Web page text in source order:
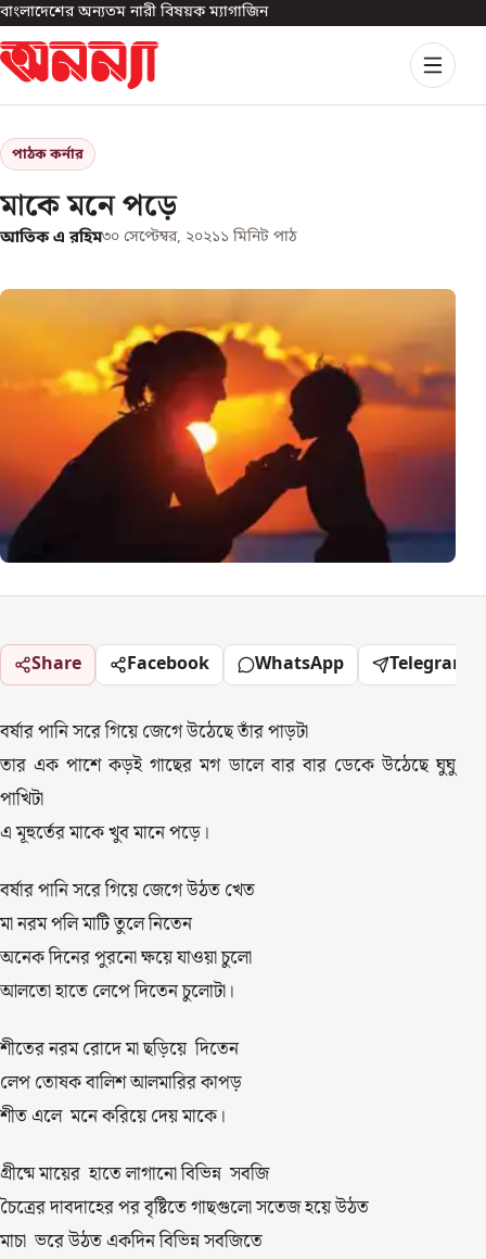
বাংলাদেশের অন্যতম নারী বিষয়ক ম্যাগাজিন
পাঠক কর্নার
মাকে মনে পড়ে
আতিক এ রহিম৩০ সেপ্টেম্বর, ২০২১১ মিনিট পাঠ
Share Facebook WhatsApp Telegram
বর্ষার পানি সরে গিয়ে জেগে উঠেছে তাঁর পাড়টা
তার এক পাশে কড়ই গাছের মগ ডালে বার বার ডেকে উঠেছে ঘুঘু
পাখিটা
এ মূহুর্তের মাকে খুব মানে পড়ে।
বর্ষার পানি সরে গিয়ে জেগে উঠত খেত
মা নরম পলি মাটি তুলে নিতেন
অনেক দিনের পুরনো ক্ষয়ে যাওয়া চুলো
আলতো হাতে লেপে দিতেন চুলোটা।
শীতের নরম রোদে মা ছড়িয়ে দিতেন
লেপ তোষক বালিশ আলমারির কাপড়
শীত এলে মনে করিয়ে দেয় মাকে।
গ্রীষ্মে মায়ের হাতে লাগানো বিভিন্ন সবজি
চৈত্রের দাবদাহের পর বৃষ্টিতে গাছগুলো সতেজ হয়ে উঠত
মাচা ভরে উঠত একদিন বিভিন্ন সবজিতে